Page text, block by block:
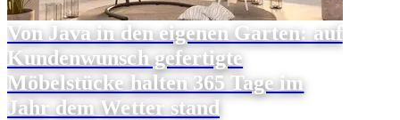
Von Java in den eigenen Garten: auf
Kundenwunsch gefertigte
Möbelstücke halten 365 Tage im
Jahr dem Wetter stand